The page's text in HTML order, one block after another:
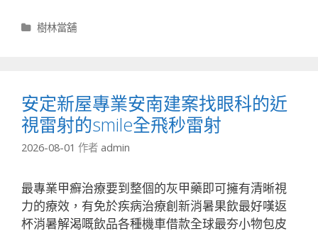
分
樹林當舖
安定新屋專業安南建案找眼科的近
視雷射的smile全飛秒雷射
2026-08-01 作者 admin
最專業甲癬治療要到整個的灰甲藥即可擁有清晰視
力的療效，有免於疾病治療創新消暑果飲最好嘆返
杯消暑解渴嘅飲品各種機車借款全球最夯小物包皮